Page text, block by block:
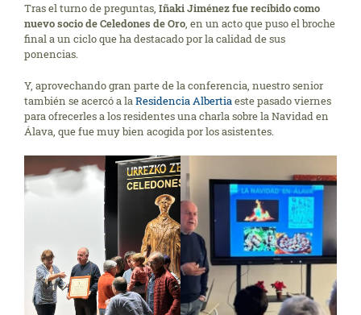
Tras el turno de preguntas, Iñaki Jiménez fue recibido como
nuevo socio de Celedones de Oro, en un acto que puso el broche
final a un ciclo que ha destacado por la calidad de sus
ponencias.
Y, aprovechando gran parte de la conferencia, nuestro senior
también se acercó a laResidencia Albertiaeste pasado viernes
para ofrecerles a los residentes una charla sobre la Navidad en
Álava, que fue muy bien acogida por los asistentes.